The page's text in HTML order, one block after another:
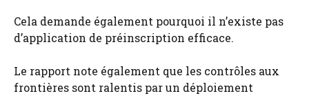
Cela demande également pourquoi il n’existe pas
d’application de préinscription efficace.
Le rapport note également que les contrôles aux
frontières sont ralentis par un déploiement